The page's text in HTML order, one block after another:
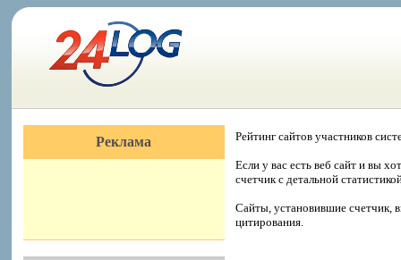
Реклама Рейтинг сайтов участников
Если у вас есть веб сайт и вы
счетчик с детальной
Сайты, установившие счетчик,
цитирования.